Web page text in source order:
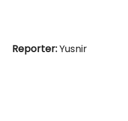
Reporter:Yusnir